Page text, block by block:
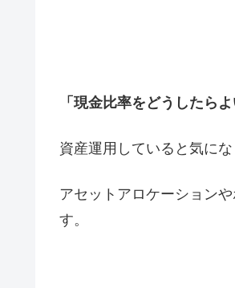
「現金比率をどうしたらよ
資産運用していると気にな
アセットアロケーション
す。